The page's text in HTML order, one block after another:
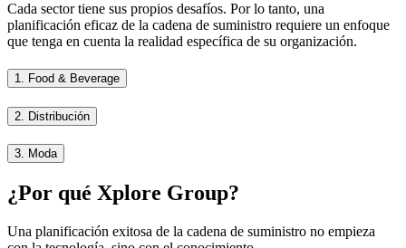
Cada sector tiene sus propios desafíos. Por lo tanto, una
planificación eficaz de la cadena de suministro requiere un enfoque
que tenga en cuenta la realidad específica de su organización.
1. Food & Beverage
2. Distribución
3. Moda
¿Por qué Xplore Group?
Una planificación exitosa de la cadena de suministro no empieza